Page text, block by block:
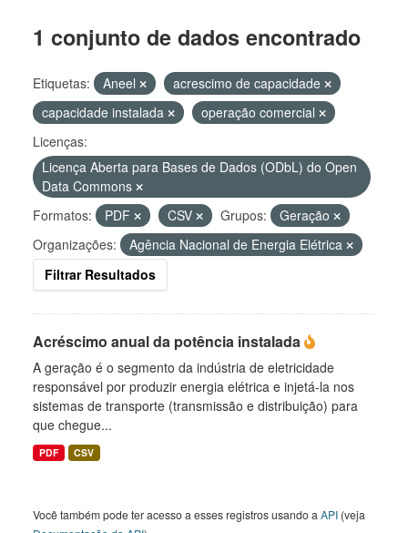
1 conjunto de dados encontrado
Etiquetas: Aneel
acrescimo de capacidade
capacidade instalada
operação comercial
Licenças:
Licença Aberta para Bases de Dados (ODbL) do Open
Data Commons
Formatos:
PDF CSV Grupos:
Geração
Organizações:
Agência Nacional de Energia Elétrica
Filtrar Resultados
Acréscimo anual da potência instalada
A geração é o segmento da indústria de eletricidade
responsável por produzir energia elétrica e injetá-la nos
sistemas de transporte (transmissão e distribuição) para
que chegue...
PDF CSV
Você também pode ter acesso a esses registros usando a API (veja